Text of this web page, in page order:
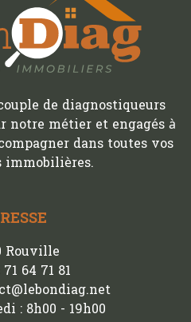
de diagnostiqueurs
notre métier et engagés à
dans toutes vos
immobilières.
Rouville
64 71 81
: 8h00 - 19h00